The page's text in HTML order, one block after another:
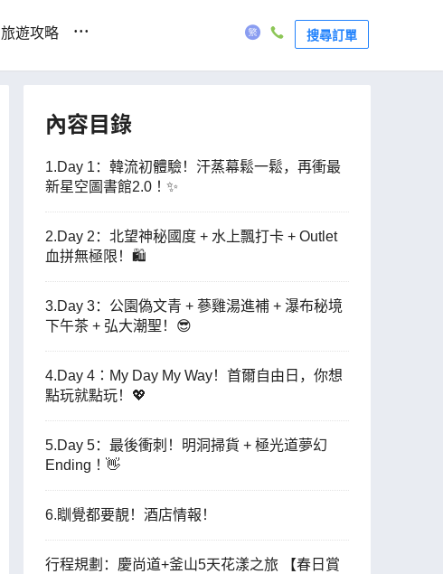
旅遊攻略 ... 搜尋訂單
內容目錄
1.Day 1：韓流初體驗！汗蒸幕鬆一鬆，再衝最
新星空圖書館2.0！✨
2.Day 2：北望神秘國度 + 水上飄打卡 + Outlet
血拼無極限！🛍️
3.Day 3：公園偽文青 + 蔘雞湯進補 + 瀑布秘境
下午茶 + 弘大潮聖！😎
4.Day 4：My Day My Way！首爾自由日，你想
點玩就點玩！💖
5.Day 5：最後衝刺！明洞掃貨 + 極光道夢幻
Ending！👋
6.瞓覺都要靚！酒店情報！
行程規劃：慶尚道+釜山5天花漾之旅 【春日賞